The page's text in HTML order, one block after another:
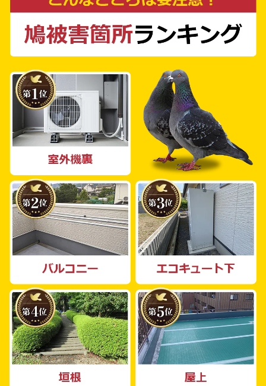
設、商業施設、農地など、個人から企業まで幅
広くご相談を承っております。調査や見積もり
の費用は無料ですので、お気軽にご連絡くださ
い。 鳩の被害は、見た目の汚れだけでなく、
建物の耐久性を損ない、場合によっては人々の
生活に危険をもたらすこともあります。そのた
め、早期の対策が重要となります。一日でも早
く、効果的で迅速なサービスを提供すること
で、皆様の生活環境の改善に寄与することが私
たちの使命です。 鳩よけ対策PROとして、私
たちは野田市の皆様からのご連絡をお待ちして
おります。鳩の被害に関するお悩みや問い合わ
せがございましたら、いつでもお気軽にご相談
ください。迅速に、そして確実に鳩の被害を解
決するため、全力でサポートいたします。